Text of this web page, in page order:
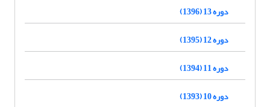
دوره 13 (1396)
دوره 12 (1395)
دوره 11 (1394)
دوره 10 (1393)